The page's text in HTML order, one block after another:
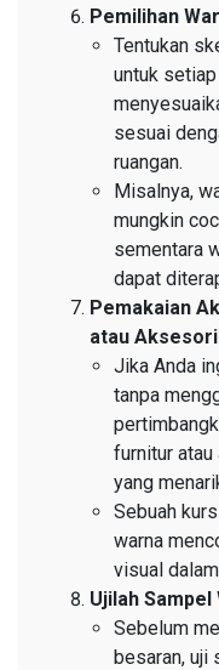
Pemilihan
Tentukan
untuk setiap
sesuai
ruangan.
Misalnya,
mungkin
sementara
dapat
Pemakaian
atau
Jika Anda
tanpa
furnitur
yang
Sebuah
warna
visual
Ujilah Sampel
Sebelum
besaran, uji